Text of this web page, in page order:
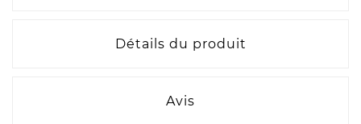
Détails du produit
Avis